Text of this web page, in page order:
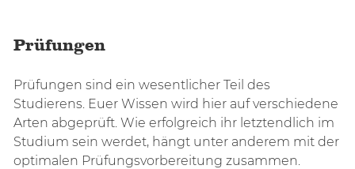
Prüfungen
Prüfungen sind ein wesentlicher Teil des
Studierens. Euer Wissen wird hier auf verschiedene
Arten abgeprüft. Wie erfolgreich ihr letztendlich im
Studium sein werdet, hängt unter anderem mit der
optimalen Prüfungsvorbereitung zusammen.